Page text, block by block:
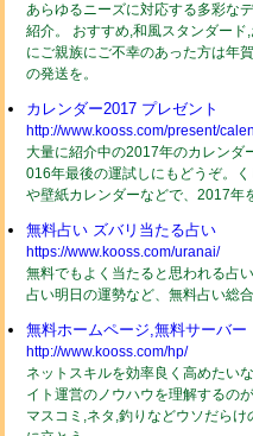
あらゆるニーズに対応する多彩な
紹介。 おすすめ,和風スタンダー
にご親族にご不幸のあった方は年
の発送を。
カレンダー2017 プレゼント
http://www.kooss.com/present/
大量に紹介中の2017年のカレンダ
016年最後の運試しにもどうぞ。
や壁紙カレンダーなどで、2017年
無料占い ズバリ当たる占い
https://www.kooss.com/uranai/
無料でもよく当たると思われる占
占い明日の運勢など、無料占い総合
無料ホームページ,無料サーバー
http://www.kooss.com/hp/
ネットスキルを効率良く高めたい
イト運営のノウハウを理解するの
マスコミ,ネタ,釣りなどウソだら